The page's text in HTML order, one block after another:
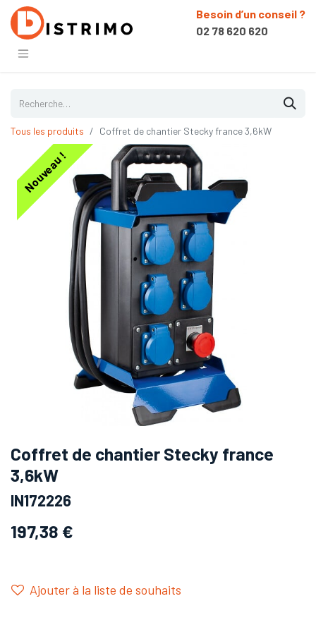
Besoin d’un conseil ?
02 78 620 620
Tous les produits Coffret de chantier Stecky france 3,6kW
Nouveau !
Coffret de chantier Stecky france
3,6kW
IN172226
197,38 €
Ajouter à la liste de souhaits